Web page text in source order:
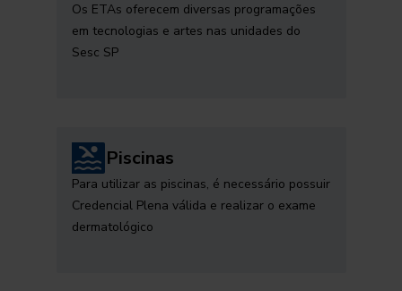
Os ETAs oferecem diversas programações
em tecnologias e artes nas unidades do
Sesc SP
Piscinas
Para utilizar as piscinas, é necessário possuir
Credencial Plena válida e realizar o exame
dermatológico